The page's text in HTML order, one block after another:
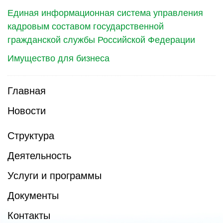
Единая информационная система управления
кадровым составом государственной
гражданской службы Российской Федерации
Имущество для бизнеса
Главная
Новости
Структура
Деятельность
Услуги и программы
Документы
Контакты